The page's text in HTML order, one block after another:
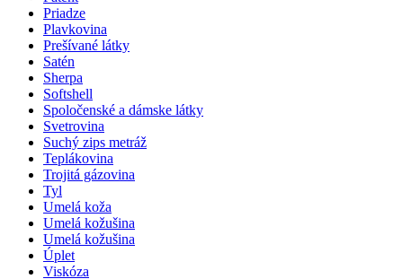
Priadze
Plavkovina
Prešívané látky
Satén
Sherpa
Softshell
Spoločenské a dámske látky
Svetrovina
Suchý zips metráž
Teplákovina
Trojitá gázovina
Tyl
Umelá koža
Umelá kožušina
Umelá kožušina
Úplet
Viskóza